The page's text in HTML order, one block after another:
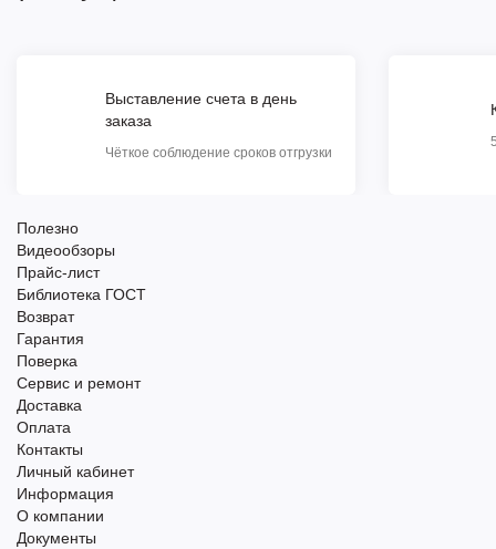
Выставление счета в день
заказа
Чёткое соблюдение сроков отгрузки
Полезно
Видеообзоры
Прайс-лист
Библиотека ГОСТ
Возврат
Гарантия
Поверка
Сервис и ремонт
Доставка
Оплата
Контакты
Личный кабинет
Информация
О компании
Документы